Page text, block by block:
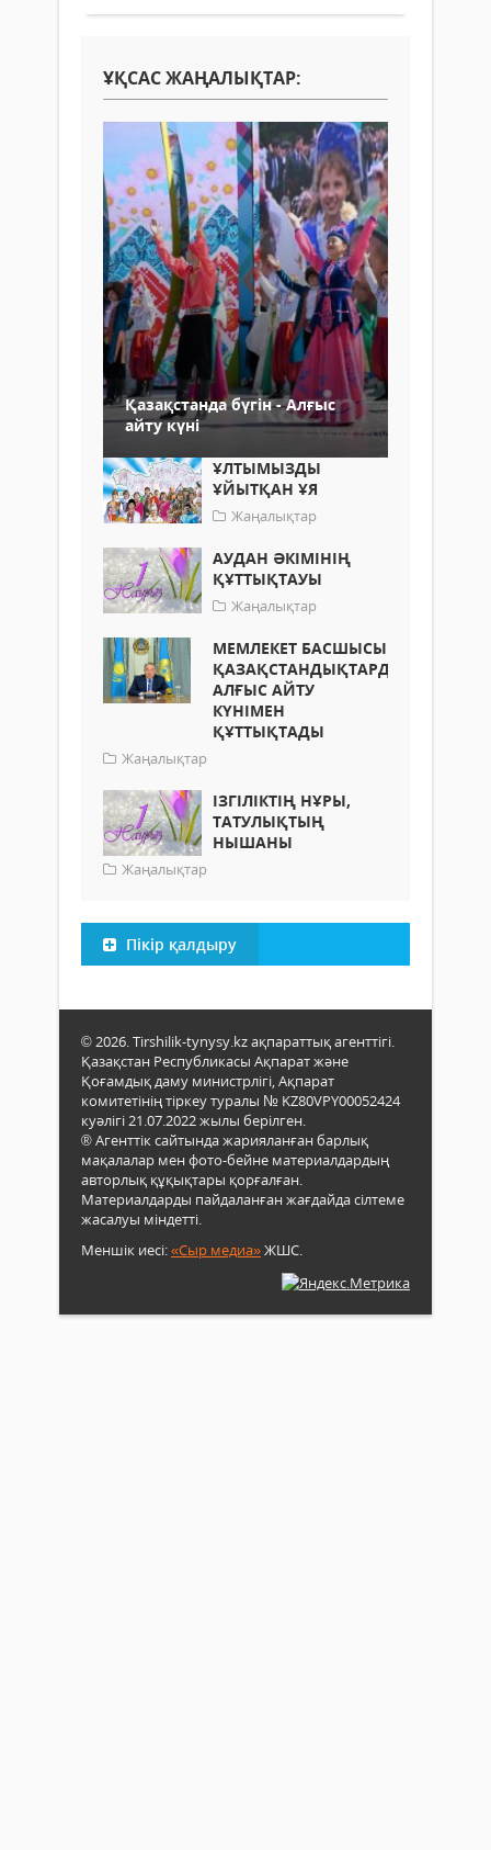
ҰҚСАС ЖАҢАЛЫҚТАР:
Қазақстанда бүгін - Алғыс
айту күні
ҰЛТЫМЫЗДЫ
ҰЙЫТҚАН ҰЯ
Жаңалықтар
АУДАН ӘКІМІНІҢ
ҚҰТТЫҚТАУЫ
Жаңалықтар
МЕМЛЕКЕТ БАСШЫСЫ
ҚАЗАҚСТАНДЫҚТАРДЫ
АЛҒЫС АЙТУ
КҮНІМЕН
ҚҰТТЫҚТАДЫ
Жаңалықтар
ІЗГІЛІКТІҢ НҰРЫ,
ТАТУЛЫҚТЫҢ
НЫШАНЫ
Жаңалықтар
Пікір қалдыру
© 2026. Tirshilik-tynysy.kz ақпараттық агенттігі.
Қазақстан Республикасы Ақпарат және
Қоғамдық даму министрлігі, Ақпарат
комитетінің тіркеу туралы № KZ80VPY00052424
куәлігі 21.07.2022 жылы берілген.
® Агенттік сайтында жарияланған барлық
мақалалар мен фото-бейне материалдардың
авторлық құқықтары қорғалған.
Материалдарды пайдаланған жағдайда сілтеме
жасалуы міндетті.
Меншік иесі:«Сыр медиа»ЖШС.